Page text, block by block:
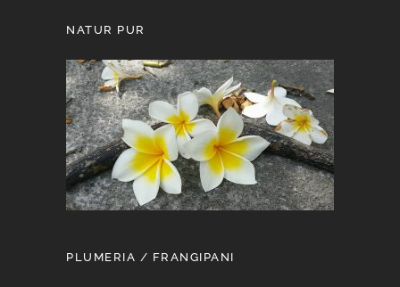
NATUR PUR
PLUMERIA / FRANGIPANI